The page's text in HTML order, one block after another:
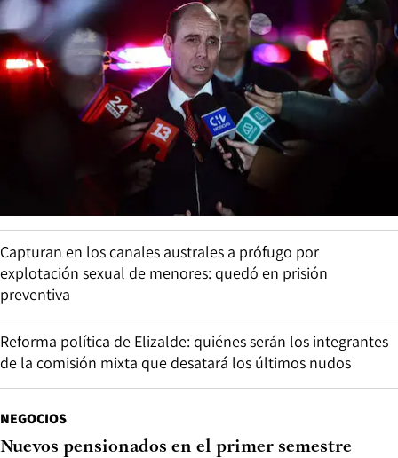
Capturan en los canales australes a prófugo por
explotación sexual de menores: quedó en prisión
preventiva
Reforma política de Elizalde: quiénes serán los integrantes
de la comisión mixta que desatará los últimos nudos
NEGOCIOS
Nuevos pensionados en el primer semestre